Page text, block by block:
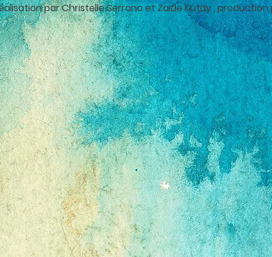
par Christelle Serrano et Zaide Kutay ,